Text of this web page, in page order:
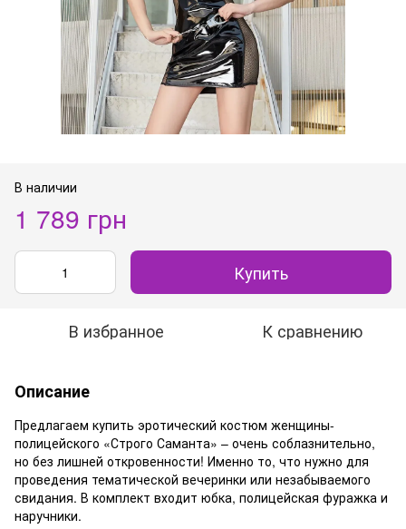
В наличии
1 789 грн
Купить
В избранное К сравнению
Описание
Предлагаем купить эротический костюм женщины-
полицейского «Строго Саманта» – очень соблазнительно,
но без лишней откровенности! Именно то, что нужно для
проведения тематической вечеринки или незабываемого
свидания. В комплект входит юбка, полицейская фуражка и
наручники.